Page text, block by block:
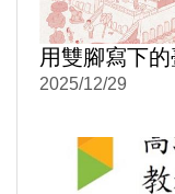
用雙腳寫下的
2025/12/29